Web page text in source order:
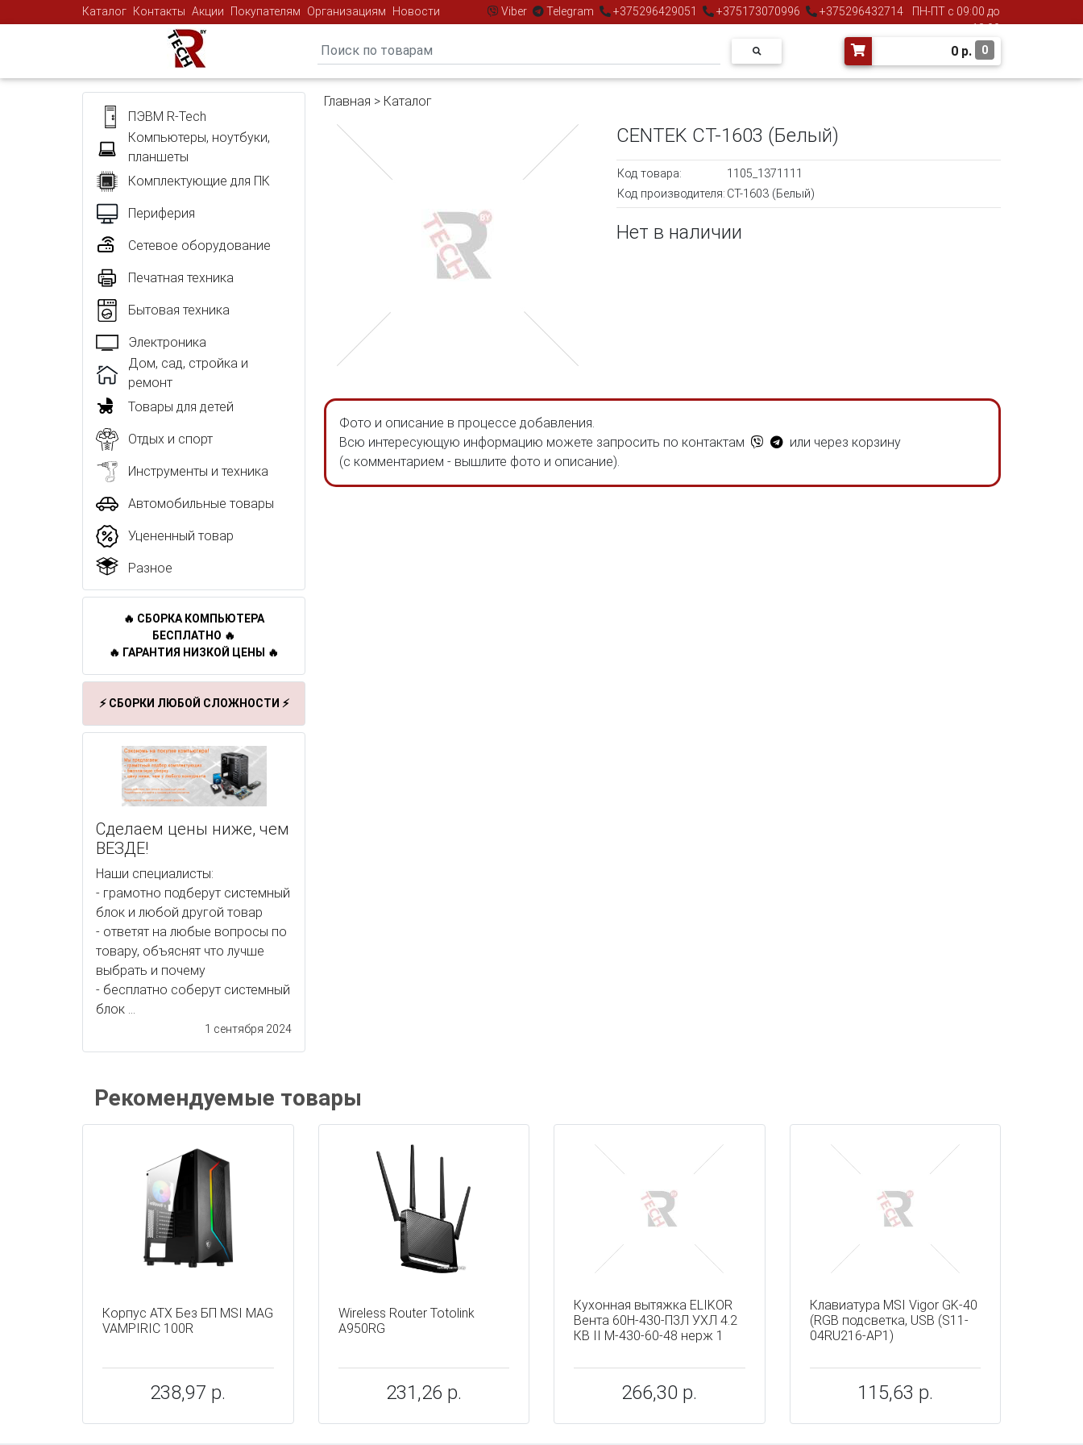
Каталог Контакты Акции Покупателям Организациям Новости Viber Telegram +375296429051 +375173070996 +375296432714
ПН-ПТ с 09:00 до
18:00
0 р. 0
ПЭВМ R-Tech
Компьютеры, ноутбуки,
планшеты
Комплектующие для ПК
Периферия
Сетевое оборудование
Печатная техника
Бытовая техника
Электроника
Дом, сад, стройка и
ремонт
Товары для детей
Отдых и спорт
Инструменты и техника
Автомобильные товары
Уцененный товар
Разное
🔥 СБОРКА КОМПЬЮТЕРА
БЕСПЛАТНО 🔥
🔥 ГАРАНТИЯ НИЗКОЙ ЦЕНЫ 🔥
⚡ СБОРКИ ЛЮБОЙ СЛОЖНОСТИ ⚡
Сделаем цены ниже, чем
ВЕЗДЕ!
Наши специалисты:
- грамотно подберут системный
блок и любой другой товар
- ответят на любые вопросы по
товару, объяснят что лучше
выбрать и почему
- бесплатно соберут системный
блок ...
1 сентября 2024
Главная > Каталог
CENTEK CT-1603 (Белый)
Код товара:
1105_1371111
Код производителя: CT-1603 (Белый)
Нет в наличии
Фото и описание в процессе добавления.
Всю интересующую информацию можете запросить по контактам
или через корзину
(с комментарием - вышлите фото и описание).
Рекомендуемые товары
Корпус ATX Без БП MSI MAG
VAMPIRIC 100R
238,97 р.
Wireless Router Totolink
A950RG
231,26 р.
Кухонная вытяжка ELIKOR
Вента 60Н-430-П3Л УХЛ 4.2
КВ II М-430-60-48 нерж 1
266,30 р.
Клавиатура MSI Vigor GK-40
(RGB подсветка, USB (S11-
04RU216-AP1)
115,63 р.